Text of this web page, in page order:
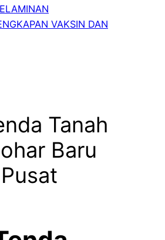
VAKSIN DAN
Tanah
Baru